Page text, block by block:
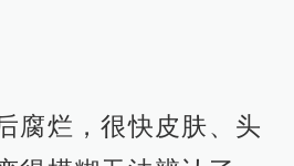
腐烂，很快皮肤、头